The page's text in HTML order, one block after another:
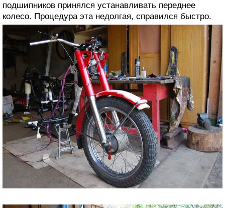
подшипников принялся устанавливать переднее
колесо. Процедура эта недолгая, справился быстро.